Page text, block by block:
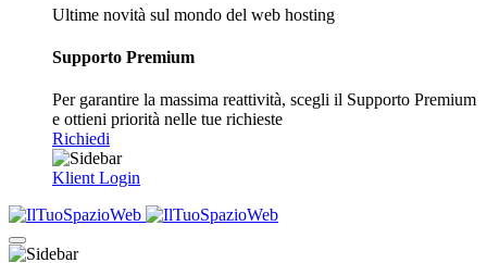
Ultime novità sul mondo del web hosting
Supporto Premium
Per garantire la massima reattività, scegli il Supporto Premium
e ottieni priorità nelle tue richieste
Richiedi
Klient Login